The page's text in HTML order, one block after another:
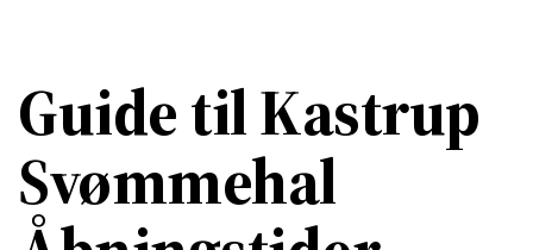
Guide til Kastrup
Svømmehal